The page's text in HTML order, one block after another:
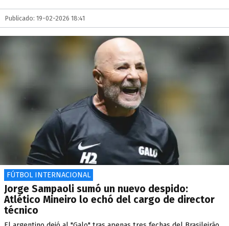
Publicado: 19-02-2026 18:41
FÚTBOL INTERNACIONAL
Jorge Sampaoli sumó un nuevo despido:
Atlético Mineiro lo echó del cargo de director
técnico